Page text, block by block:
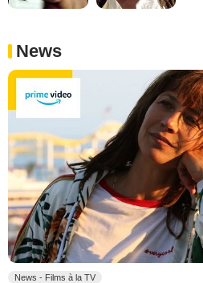
News
News - Films à la TV